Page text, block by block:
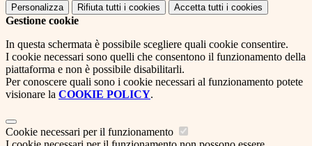
Personalizza Rifiuta tutti i cookies Accetta tutti i cookies
Gestione cookie
In questa schermata è possibile scegliere quali cookie consentire.
I cookie necessari sono quelli che consentono il funzionamento della
piattaforma e non è possibile disabilitarli.
Per conoscere quali sono i cookie necessari al funzionamento potete
visionare la COOKIE POLICY.
Cookie necessari per il funzionamento